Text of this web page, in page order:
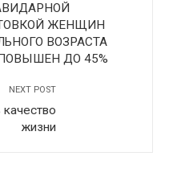
ЖЕНЩИН
ВОЗРАСТА
ДО 45%
NEXT POST
жизни